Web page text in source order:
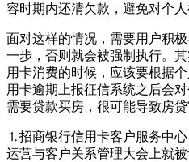
容时期内还清欠款，避免对个人
面对这样的情况，需要用户积
一步，否则就会被强制执行。
用卡消费的时候，应该要根据
用卡逾期上报征信系统之后会
需要贷款买房，很可能导致房贷
⒈招商银行信用卡客户服务中
运营与客户关系管理大会上就